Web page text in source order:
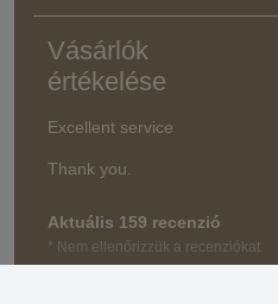
Vásárlók
értékelése
Excellent service
Thank you.
Aktuális 159 recenzió
* Nem ellenőrizzük a recenziókat